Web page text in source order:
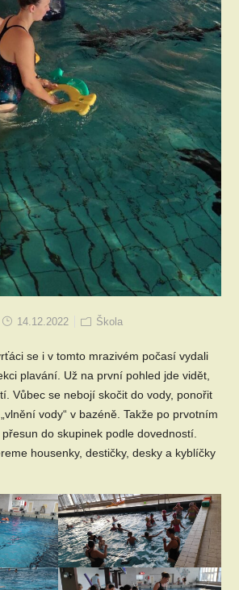
14.12.2022 Škola
se i v tomto mrazivém počasí vydali
plavání. Už na první pohled jde vidět,
Vůbec se nebojí skočit do vody, ponořit
vody“ v bazéně. Takže po prvotním
do skupinek podle dovedností.
housenky, destičky, desky a kyblíčky